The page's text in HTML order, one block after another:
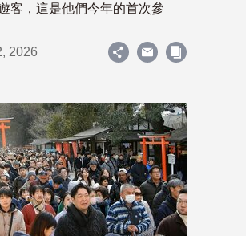
客，這是他們今年的首次參
2026